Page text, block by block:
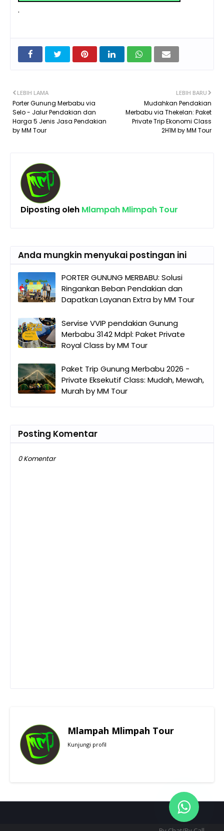
.
LEBIH BARU
Mudahkan Pendakian
Merbabu via Thekelan: Paket
Private Trip Ekonomi Class
2H1M by MM Tour
LEBIH LAMA
Porter Gunung Merbabu via
Selo - Jalur Pendakian dan
Harga 5 Jenis Jasa Pendakian
by MM Tour
Diposting oleh Mlampah Mlimpah Tour
Anda mungkin menyukai postingan ini
PORTER GUNUNG MERBABU: Solusi
Ringankan Beban Pendakian dan
Dapatkan Layanan Extra by MM Tour
Servise VVIP pendakian Gunung
Merbabu 3142 Mdpl: Paket Private
Royal Class by MM Tour
Paket Trip Gunung Merbabu 2026 -
Private Eksekutif Class: Mudah, Mewah,
Murah by MM Tour
Posting Komentar
0 Komentar
Mlampah Mlimpah Tour
Kunjungi profil